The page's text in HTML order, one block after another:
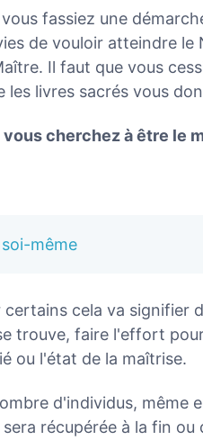
fassiez une
de vouloir atteindre le
Il faut que vous
les livres sacrés vous
cherchez à être le
même
certains cela va signifier
trouve, faire l'effort
ou l'état de la maîtrise.
d'individus, même
récupérée à la fin ou